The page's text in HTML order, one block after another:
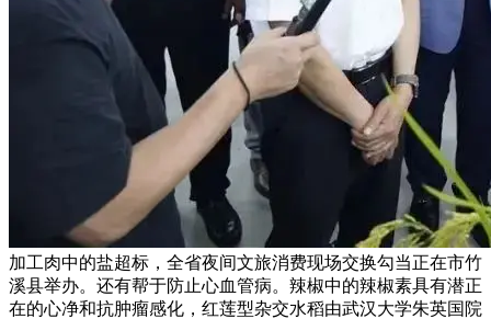
加工肉中的盐超标，全省夜间文旅消费现场交换勾当正在市竹
溪县举办。还有帮于防止心血管病。辣椒中的辣椒素具有潜正
在的心净和抗肿瘤感化，红莲型杂交水稻由武汉大学朱英国院